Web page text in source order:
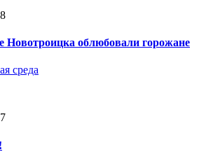
Новотроицка облюбовали горожане
среда